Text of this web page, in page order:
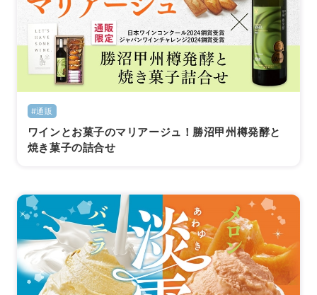
#通販
ワインとお菓子のマリアージュ！勝沼甲州樽発酵と
焼き菓子の詰合せ